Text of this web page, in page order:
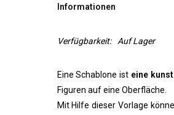
Informationen
Verfügbarkeit: Auf Lager
Eine Schablone ist eine
Figuren auf eine Oberfläche.
Mit Hilfe dieser Vorlage